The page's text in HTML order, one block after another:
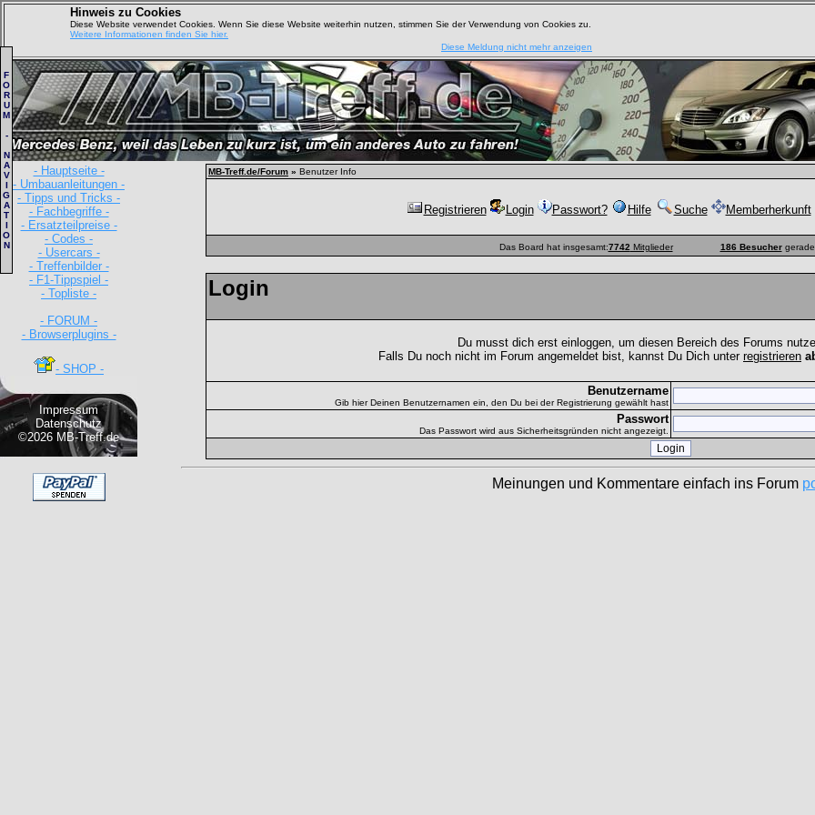
Hinweis zu Cookies
Diese Website verwendet Cookies. Wenn Sie diese Website weiterhin nutzen, stimmen Sie der Verwendung von Cookies zu.
Weitere Informationen finden Sie hier.
Diese Meldung nicht mehr anzeigen
- Hauptseite -
- Umbauanleitungen -
- Tipps und Tricks -
- Fachbegriffe -
- Ersatzteilpreise -
- Codes -
- Usercars -
- Treffenbilder -
- F1-Tippspiel -
- Topliste -
- FORUM -
- Browserplugins -
- SHOP -
Impressum
Datenschutz
©2026 MB-Treff.de
F
O
R
U
M
-
N
A
V
I
G
A
T
I
O
N
MB-Treff.de/Forum » Benutzer Info
Registrieren Login Passwort? Hilfe Suche Memberherkunft
Das Board hat insgesamt:7742 Mitglieder 186 Besuchergerade
Login
Du musst dich erst einloggen, um diesen Bereich des Forums
Falls Du noch nicht im Forum angemeldet bist, kannst Du Dich unter registrieren
Benutzername
Gib hier Deinen Benutzernamen ein, den Du bei der Registrierung gewählt hast
Passwort
Das Passwort wird aus Sicherheitsgründen nicht angezeigt.
Meinungen und Kommentare einfach ins Forum